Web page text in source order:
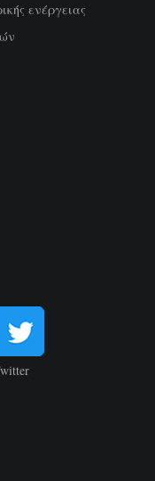
ενέργειας